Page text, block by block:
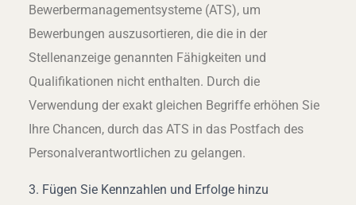
Bewerbermanagementsysteme (ATS), um
Bewerbungen auszusortieren, die die in der
Stellenanzeige genannten Fähigkeiten und
Qualifikationen nicht enthalten. Durch die
Verwendung der exakt gleichen Begriffe erhöhen Sie
Ihre Chancen, durch das ATS in das Postfach des
Personalverantwortlichen zu gelangen.
3. Fügen Sie Kennzahlen und Erfolge hinzu